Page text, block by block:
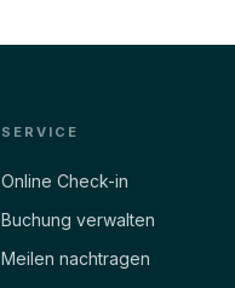
SERVICE
Online Check-in
Buchung verwalten
Meilen nachtragen